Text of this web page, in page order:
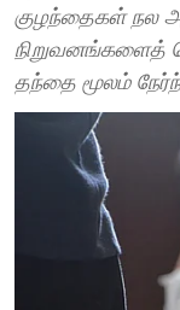
குழந்தைகள் நல
நிறுவனங்களைத்
தந்தை மூலம்